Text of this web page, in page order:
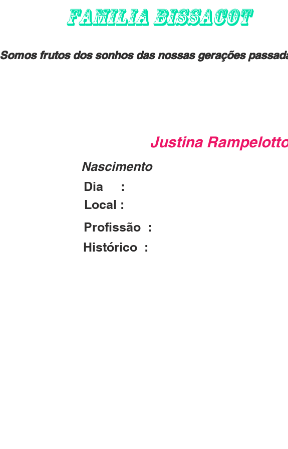
FAMILIA BISSACOT
Somos frutos dos sonhos das nossas gerações
Justina
Nascimento
Local :
Dia :
Profissão :
Histórico :